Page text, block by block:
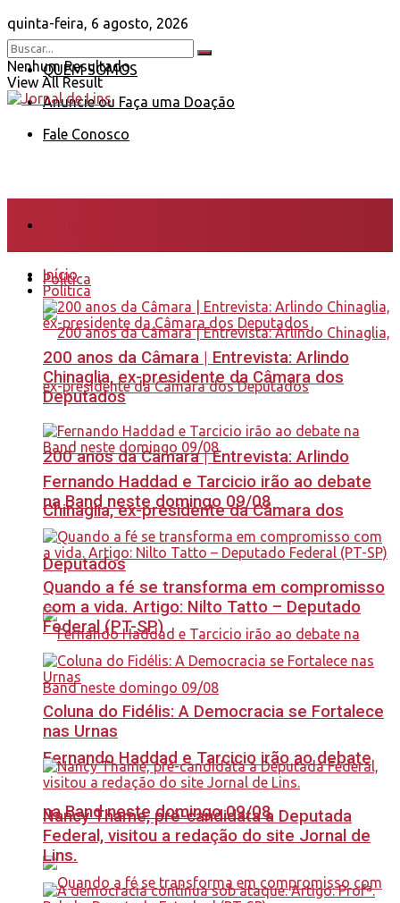
quinta-feira, 6 agosto, 2026
QUEM SOMOS
Anuncie ou Faça uma Doação
Fale Conosco
Nenhum Resultado
View All Result
Política
200 anos da Câmara | Entrevista: Arlindo
Chinaglia, ex-presidente da Câmara dos
Deputados
Fernando Haddad e Tarcicio irão ao debate
na Band neste domingo 09/08
Início
Política
200 anos da Câmara | Entrevista: Arlindo
Chinaglia, ex-presidente da Câmara dos
Deputados
Fernando Haddad e Tarcicio irão ao debate
na Band neste domingo 09/08
Quando a fé se transforma em compromisso
com a vida. Artigo: Nilto Tatto – Deputado
Federal (PT-SP)
Coluna do Fidélis: A Democracia se Fortalece
nas Urnas
Nancy Thame, pré-candidata a Deputada
Federal, visitou a redação do site Jornal de
Lins.